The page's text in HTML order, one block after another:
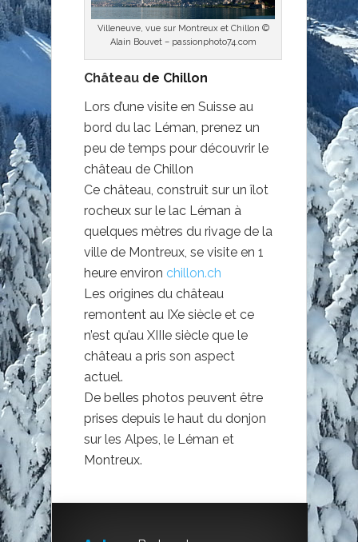
Villeneuve, vue sur Montreux et Chillon ©
Alain Bouvet – passionphoto74.com
Château de Chillon
Lors d’une visite en Suisse au
bord du lac Léman, prenez un
peu de temps pour découvrir le
château de Chillon
Ce château, construit sur un îlot
rocheux sur le lac Léman à
quelques mètres du rivage de la
ville de Montreux, se visite en 1
heure environ chillon.ch
Les origines du château
remontent au IXe siècle et ce
n’est qu’au XIIIe siècle que le
château a pris son aspect
actuel.
De belles photos peuvent être
prises depuis le haut du donjon
sur les Alpes, le Léman et
Montreux.